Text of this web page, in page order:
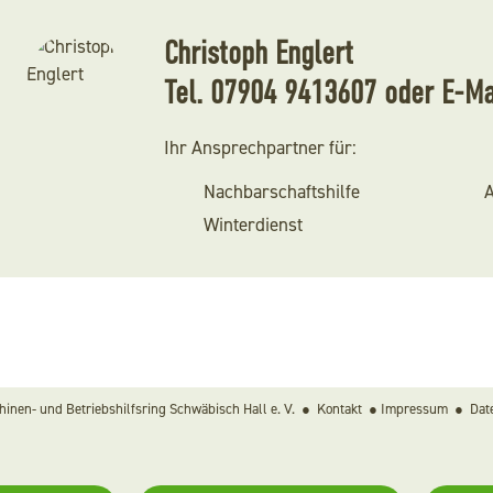
Christoph Englert
Tel. 07904 9413607 oder E-
Ihr Ansprechpartner für:
Nachbarschaftshilfe
Winterdienst
und Betriebshilfsring Schwäbisch Hall e. V. ● Kontakt● Impressum●